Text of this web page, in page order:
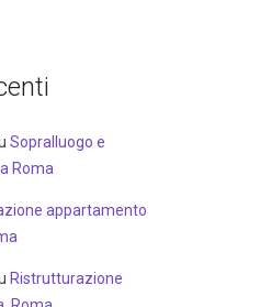
Sopralluogo e
Roma
appartamento
Ristrutturazione